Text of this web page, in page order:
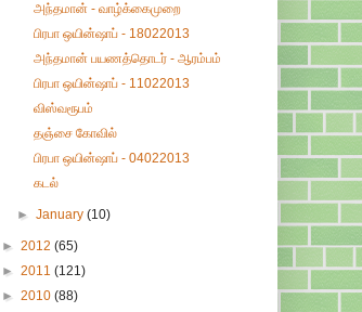
அந்தமான் - வாழ்க்கைமுறை
பிரபா ஒயின்ஷாப் - 18022013
அந்தமான் பயணத்தொடர் - ஆரம்பம்
பிரபா ஒயின்ஷாப் - 11022013
விஸ்வரூபம்
தஞ்சை கோவில்
பிரபா ஒயின்ஷாப் - 04022013
கடல்
►January(10)
► 2012 (65)
► 2011 (121)
► 2010 (88)